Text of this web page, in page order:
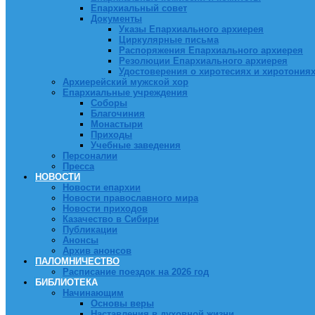
Епархиальный совет
Документы
Указы Епархиального архиерея
Циркулярные письма
Распоряжения Епархиального архиерея
Резолюции Епархиального архиерея
Удостоверения о хиротесиях и хиротониях
Архиерейский мужской хор
Епархиальные учреждения
Соборы
Благочиния
Монастыри
Приходы
Учебные заведения
Персоналии
Пресса
НОВОСТИ
Новости епархии
Новости православного мира
Новости приходов
Казачество в Сибири
Публикации
Анонсы
Архив анонсов
ПАЛОМНИЧЕСТВО
Расписание поездок на 2026 год
БИБЛИОТЕКА
Начинающим
Основы веры